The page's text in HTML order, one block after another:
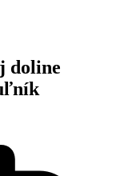
doline